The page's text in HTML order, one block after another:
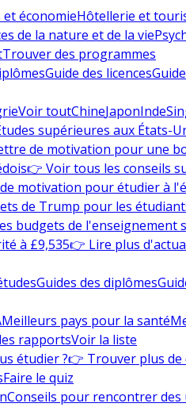
et économieHôtellerie et
de la nature et de la vie
Trouver des programmes
Guide des licences
Voir toutChineJaponInde
supérieures aux États-
de motivation pour une
👉 Voir tous les conseils
motivation pour étudier à
de Trump pour les
budgets de l'enseignement
à £9,535👉 Lire plus
Guides des diplômes
Meilleurs pays pour la santé
rapportsVoir la liste
étudier ?👉 Trouver plus de
Faire le quiz
Conseils pour rencontrer des